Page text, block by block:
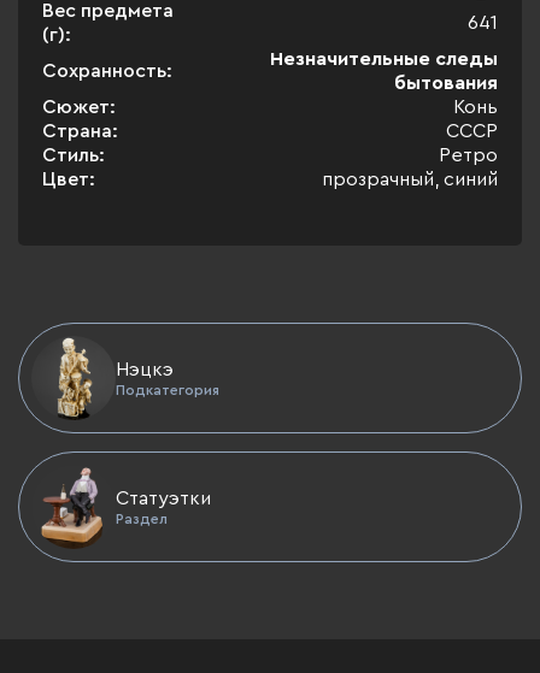
Вес предмета
(г):
641
Сохранность:
Незначительные следы
бытования
Сюжет:
Конь
Страна:
СССР
Стиль:
Ретро
Цвет:
прозрачный, синий
Нэцкэ
Подкатегория
Статуэтки
Раздел